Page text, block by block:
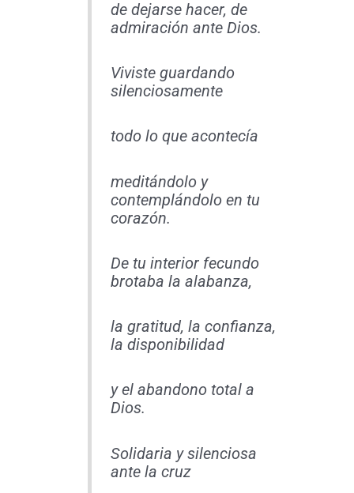
de dejarse hacer, de
admiración ante Dios.
Viviste guardando
silenciosamente
todo lo que acontecía
meditándolo y
contemplándolo en tu
corazón.
De tu interior fecundo
brotaba la alabanza,
la gratitud, la confianza,
la disponibilidad
y el abandono total a
Dios.
Solidaria y silenciosa
ante la cruz